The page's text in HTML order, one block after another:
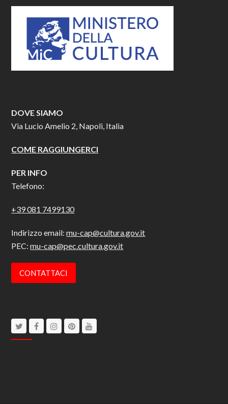
DOVE SIAMO
Via Lucio Amelio 2, Napoli, Italia
COME RAGGIUNGERCI
PER INFO
Telefono:
+39 081 7499130
Indirizzo email:mu-cap@cultura.gov.it
PEC:mu-cap@pec.cultura.gov.it
CONTATTACI
TwitterFacebookInstagram
Pinterest